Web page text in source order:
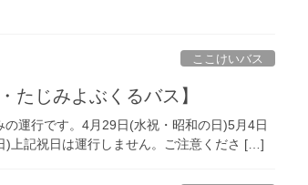
ここけいバス
たじみよぶくるバス】
運行です。4月29日(水祝・昭和の日)5月4日
)上記祝日は運行しません。ご注意くださ […]